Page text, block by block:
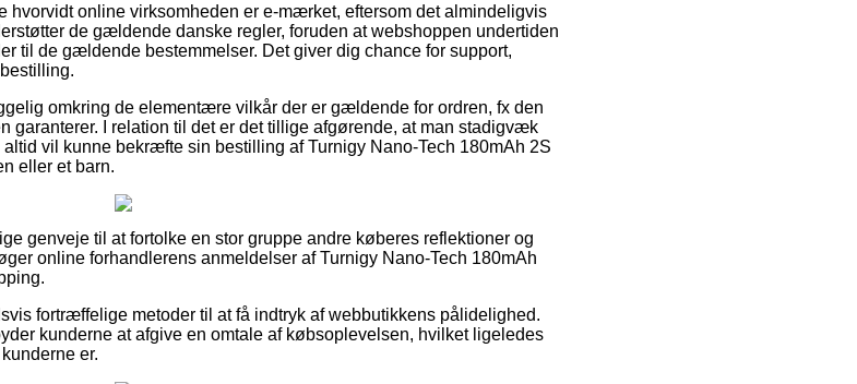
hvorvidt online virksomheden er e-mærket, eftersom det almindeligvis
de gældende danske regler, foruden at webshoppen undertiden
til de gældende bestemmelser. Det giver dig chance for support,
omkring de elementære vilkår der er gældende for ordren, fx den
garanterer. I relation til det er det tillige afgørende, at man stadigvæk
vil kunne bekræfte sin bestilling af Turnigy Nano-Tech 180mAh 2S
eller et barn.
genveje til at fortolke en stor gruppe andre køberes reflektioner og
online forhandlerens anmeldelser af Turnigy Nano-Tech 180mAh
fortræffelige metoder til at få indtryk af webbutikkens pålidelighed.
kunderne at afgive en omtale af købsoplevelsen, hvilket ligeledes
er.